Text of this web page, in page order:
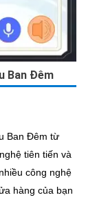
Ban Đêm
Ban Đêm từ
tiên tiến và
hàng của bạn